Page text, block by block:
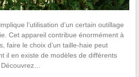
l’utilisation d’un certain outillage
Cet appareil contribue énormément à
faire le choix d’un taille-haie peut
il en existe de modèles de différents